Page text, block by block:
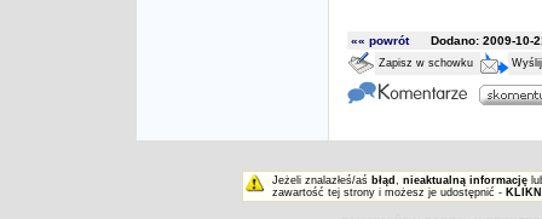
«« powrótDodano: 2009-10-
Zapisz w schowku
Jeżeli znalazłeś/aś błąd , nieaktualną informację
zawartość tej strony i możesz je udostępnić -